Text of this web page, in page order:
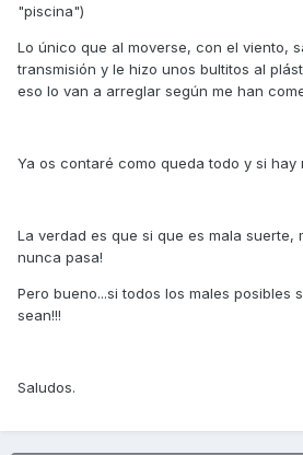
"piscina")
Lo único que al moverse, con el viento,
transmisión y le hizo unos bultitos al
eso lo van a arreglar según me han
Ya os contaré como queda todo y si hay
La verdad es que si que es mala suerte,
nunca pasa!
Pero bueno...si todos los males posibles
sean!!!
Saludos.